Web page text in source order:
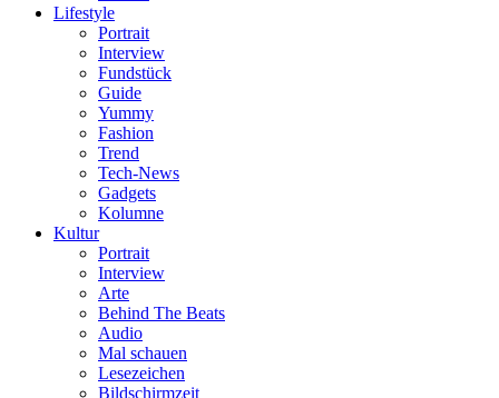
Lifestyle
Portrait
Interview
Fundstück
Guide
Yummy
Fashion
Trend
Tech-News
Gadgets
Kolumne
Kultur
Portrait
Interview
Arte
Behind The Beats
Audio
Mal schauen
Lesezeichen
Bildschirmzeit